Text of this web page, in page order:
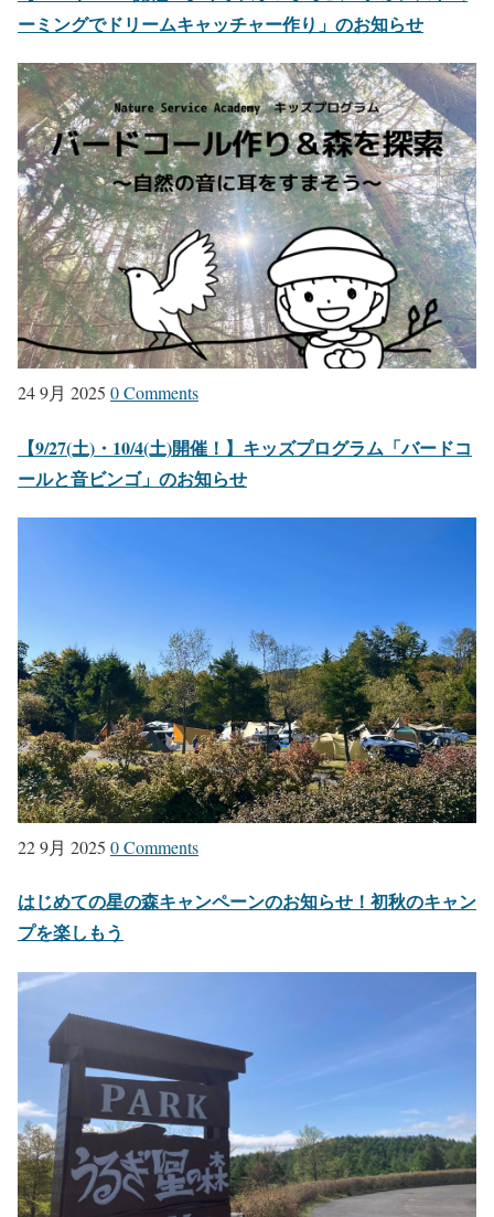
ーミングでドリームキャッチャー作り」のお知らせ
24 9月 2025 0 Comments
【9/27(土)・10/4(土)開催！】キッズプログラム「バードコ
ールと音ビンゴ」のお知らせ
22 9月 2025 0 Comments
はじめての星の森キャンペーンのお知らせ！初秋のキャン
プを楽しもう